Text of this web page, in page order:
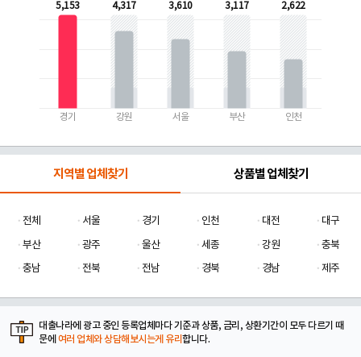
5,153
경기
4,317
강원
3,610
서울
3,117
부산
2,622
인천
지역별 업체찾기 상품별 업체찾기
전체 서울 경기 인천 대전
대구
부산
광주 울산 세종 강원
충북
충남
전북 전남 경북 경남 제주
대출나라에 광고 중인 등록업체마다 기준과 상품, 금리, 상환기간이 모두 다르기 때
문에 여러 업체와 상담해보시는게 유리합니다.